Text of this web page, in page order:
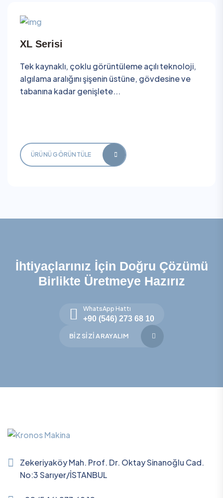
XL Serisi
Tek kaynaklı, çoklu görüntüleme açılı teknoloji,
algılama aralığını şişenin üstüne, gövdesine ve
tabanına kadar genişlete...
ÜRÜNÜ GÖRÜNTÜLE
İhtiyaçlarınız İçin Doğru Çözümü
Birlikte Üretmeye Hazırız
WhatsApp Hattı
+90 (546) 273 68 10
BIZ SIZI ARAYALIM
Zekeriyaköy Mah. Prof. Dr. Oktay Sinanoğlu Cad.
No:3 Sarıyer/İSTANBUL